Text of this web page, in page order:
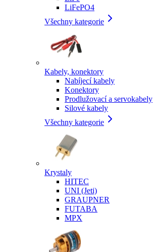
LiFePO4
Všechny kategorie
Kabely, konektory
Nabíjecí kabely
Konektory
Prodlužovací a servokabely
Silové kabely
Všechny kategorie
Krystaly
HITEC
UNI (Jeti)
GRAUPNER
FUTABA
MPX